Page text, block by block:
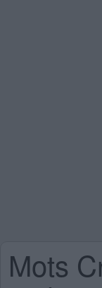
Mots